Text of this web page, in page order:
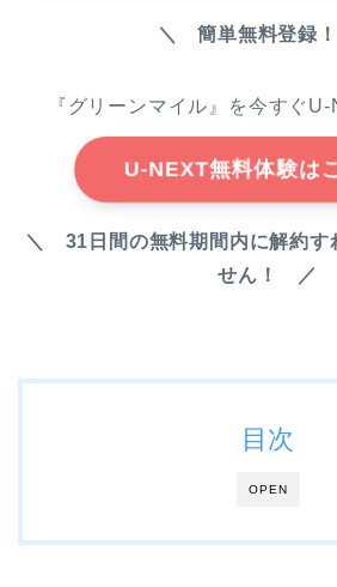
＼ 簡単無料登録
『グリーンマイル』を今すぐU-
U-NEXT無料体験は
＼ 31日間の無料期間内に解約す
せん！ ／
OPEN
目次